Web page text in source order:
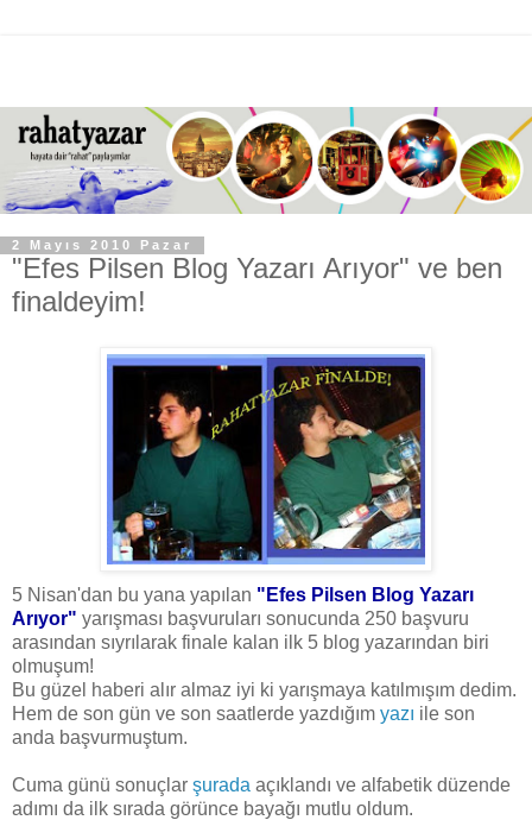
2 Mayıs 2010 Pazar
"Efes Pilsen Blog Yazarı Arıyor" ve ben
finaldeyim!
5 Nisan'dan bu yana yapılan "Efes Pilsen Blog Yazarı
Arıyor" yarışması başvuruları sonucunda 250 başvuru
arasından sıyrılarak finale kalan ilk 5 blog yazarından biri
olmuşum!
Bu güzel haberi alır almaz iyi ki yarışmaya katılmışım dedim.
Hem de son gün ve son saatlerde yazdığım yazı ile son
anda başvurmuştum.
Cuma günü sonuçlar şurada açıklandı ve alfabetik düzende
adımı da ilk sırada görünce bayağı mutlu oldum.